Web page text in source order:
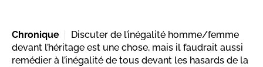
Chronique
Discuter de l’inégalité homme/femme
devant l’héritage est une chose, mais il faudrait aussi
remédier à l’inégalité de tous devant les hasards de la